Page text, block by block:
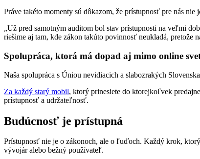
Práve takéto momenty sú dôkazom, že prístupnosť pre nás
„Už pred samotným auditom bol stav prístupnosti na veľmi
riešime aj tam, kde zákon takúto povinnosť neukladá, pretože
Spolupráca, ktorá má dopad aj mimo online
Naša spolupráca s Úniou nevidiacich a slabozrakých
Za každý starý mobil, ktorý prinesiete do ktorejkoľvek
prístupnosť a udržateľnosť.
Budúcnosť je prístupná
Prístupnosť nie je o zákonoch, ale o ľuďoch. Každý krok,
vývojár alebo bežný používateľ.